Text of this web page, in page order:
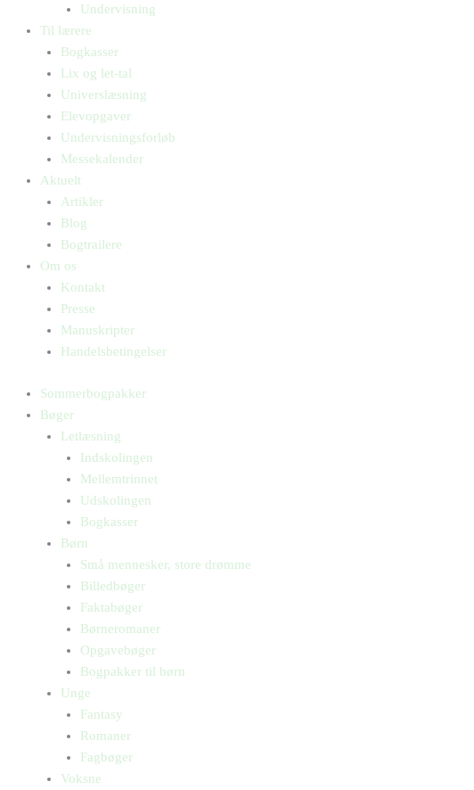
Undervisning
Til lærere
Bogkasser
Lix og let-tal
Universlæsning
Elevopgaver
Undervisningsforløb
Messekalender
Aktuelt
Artikler
Blog
Bogtrailere
Om os
Kontakt
Presse
Manuskripter
Handelsbetingelser
Sommerbogpakker
Bøger
Letlæsning
Indskolingen
Mellemtrinnet
Udskolingen
Bogkasser
Børn
Små mennesker, store drømme
Billedbøger
Faktabøger
Børneromaner
Opgavebøger
Bogpakker til børn
Unge
Fantasy
Romaner
Fagbøger
Voksne